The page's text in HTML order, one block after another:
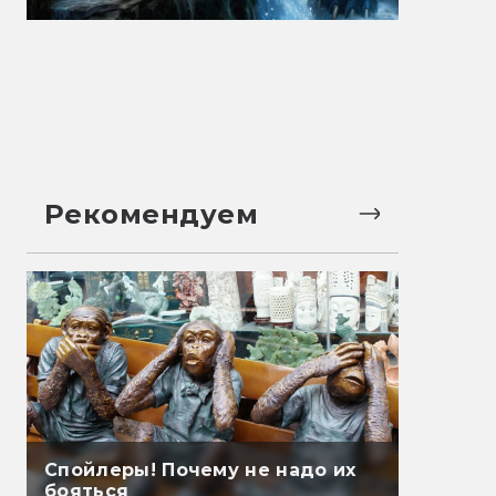
Рекомендуем
Спойлеры! Почему не надо их
бояться